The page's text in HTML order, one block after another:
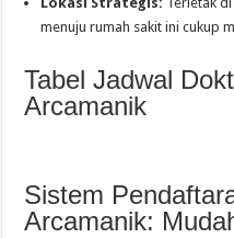
menuju rumah sakit ini cukup
Tabel Jadwal
Arcamanik
Sistem
Arcamanik: